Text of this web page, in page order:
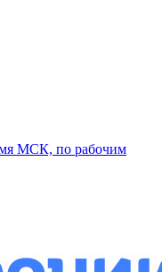
МСК, по рабочим